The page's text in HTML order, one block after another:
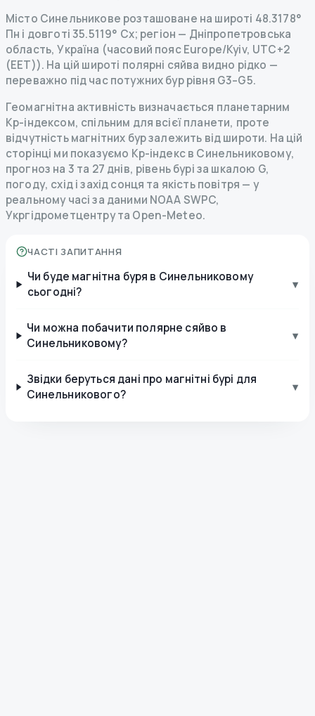
Місто Синельникове розташоване на широті 48.3178°
Пн і довготі 35.5119° Сх; регіон — Дніпропетровська
область, Україна (часовий пояс Europe/Kyiv, UTC+2
(EET)). На цій широті полярні сяйва видно рідко —
переважно під час потужних бур рівня G3–G5.
Геомагнітна активність визначається планетарним
Kp-індексом, спільним для всієї планети, проте
відчутність магнітних бур залежить від широти. На цій
сторінці ми показуємо Kp-індекс в Синельниковому,
прогноз на 3 та 27 днів, рівень бурі за шкалою G,
погоду, схід і захід сонця та якість повітря — у
реальному часі за даними NOAA SWPC,
Укргідрометцентру та Open-Meteo.
ЧАСТІ ЗАПИТАННЯ
Чи буде магнітна буря в Синельниковому
сьогодні?
▾
Чи можна побачити полярне сяйво в
Синельниковому?
▾
Звідки беруться дані про магнітні бурі для
Синельникового?
▾